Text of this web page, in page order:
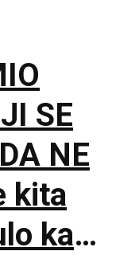
SE
NE
kita
ka